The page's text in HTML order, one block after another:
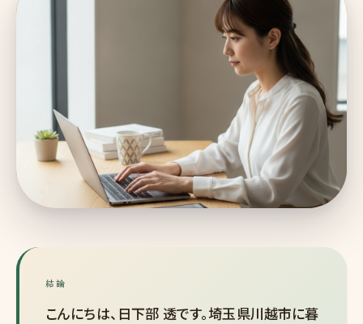
結論
こんにちは、日下部 透です。埼玉県川越市に暮